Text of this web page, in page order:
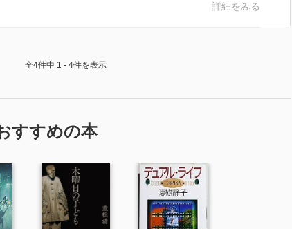
詳細をみる
全4件中 1 - 4件を表示
すすめの本